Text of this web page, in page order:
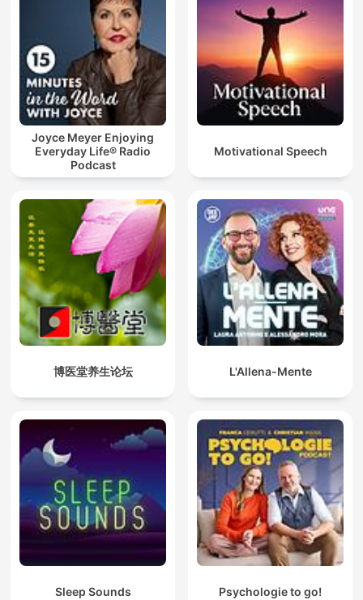
Joyce Meyer Enjoying
Everyday Life® Radio
Podcast
Motivational Speech
博医堂养生论坛 L'Allena-Mente
Sleep Sounds Psychologie to go!